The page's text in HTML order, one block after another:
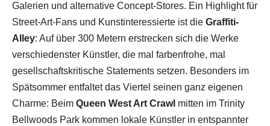
Galerien und alternative Concept-Stores. Ein Highlight für
Street-Art-Fans und Kunstinteressierte ist die Graffiti-
Alley: Auf über 300 Metern erstrecken sich die Werke
verschiedenster Künstler, die mal farbenfrohe, mal
gesellschaftskritische Statements setzen. Besonders im
Spätsommer entfaltet das Viertel seinen ganz eigenen
Charme: Beim Queen West Art Crawl mitten im Trinity
Bellwoods Park kommen lokale Künstler in entspannter